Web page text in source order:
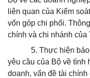
liên quan của Kiểm
vốn góp chi phối.
chính và chi nhánh của
5. Thực hiện
yêu cầu của Bộ về tình
doanh, vấn đề tài